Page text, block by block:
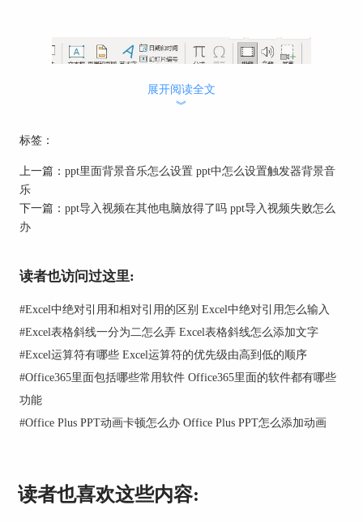
2.插入视频文件
底部的“插入”命令。
图3：插入视频文件
3.编辑视频
展开阅读全文
︾
标签：
上一篇： ppt里面背景音乐怎么设置 ppt中怎么设置触发器背景音
乐
下一篇： ppt导入视频在其他电脑放得了吗 ppt导入视频失败怎么
办
读者也访问过这里:
#Excel中绝对引用和相对引用的区别 Excel中绝对引用怎么输入
#Excel表格斜线一分为二怎么弄 Excel表格斜线怎么添加文字
#Excel运算符有哪些 Excel运算符的优先级由高到低的顺序
#Office365里面包括哪些常用软件 Office365里面的软件都有哪些
功能
#Office Plus PPT动画卡顿怎么办 Office Plus PPT怎么添加动画
读者也喜欢这些内容: